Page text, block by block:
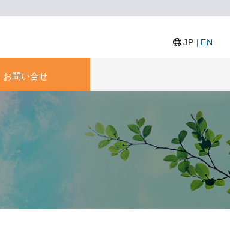
JP | EN
お問い合せ